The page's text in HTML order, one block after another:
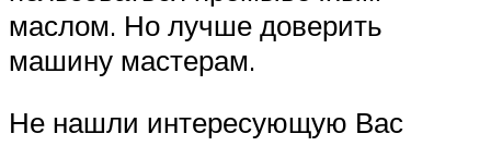
маслом. Но лучше доверить
машину мастерам.
Не нашли интересующую Вас